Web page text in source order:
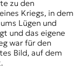
zu den
Kriegs, in dem
Lügen und
und das eigene
war für den
Bild, auf dem